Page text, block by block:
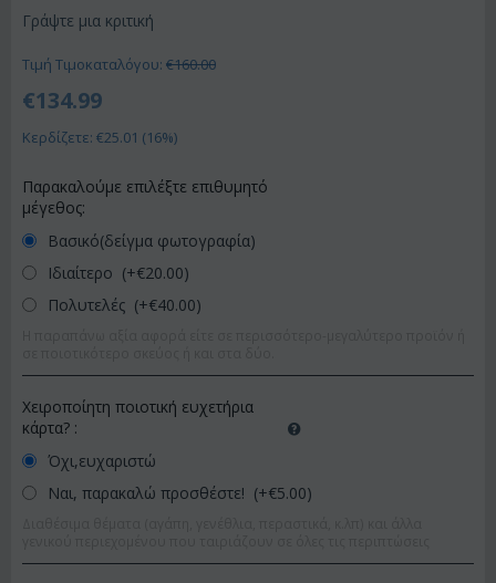
Γράψτε μια κριτική
Τιμή Τιμοκαταλόγου: €160.00
€134.99
Κερδίζετε: €25.01 (16%)
Παρακαλούμε επιλέξτε επιθυμητό
μέγεθος:
Βασικό(δείγμα φωτογραφία)
Ιδιαίτερο (+€20.00)
Πολυτελές (+€40.00)
Χειροποίητη ποιοτική ευχετήρια
κάρτα? :
Όχι,ευχαριστώ
Ναι, παρακαλώ προσθέστε! (+€5.00)